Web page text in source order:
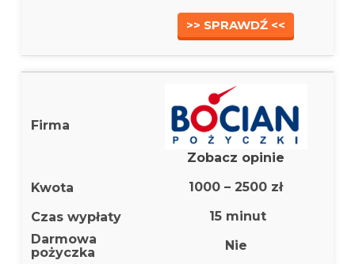
>> SPRAWDŹ <<
Zobacz opinie
1000 – 2500 zł
15 minut
Nie